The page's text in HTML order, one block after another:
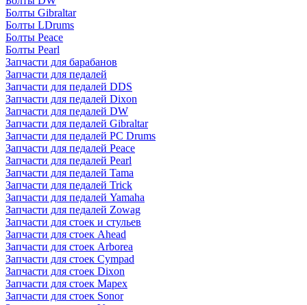
Болты Gibraltar
Болты LDrums
Болты Peace
Болты Pearl
Запчасти для барабанов
Запчасти для педалей
Запчасти для педалей DDS
Запчасти для педалей Dixon
Запчасти для педалей DW
Запчасти для педалей Gibraltar
Запчасти для педалей PC Drums
Запчасти для педалей Peace
Запчасти для педалей Pearl
Запчасти для педалей Tama
Запчасти для педалей Trick
Запчасти для педалей Yamaha
Запчасти для педалей Zowag
Запчасти для стоек и стульев
Запчасти для стоек Ahead
Запчасти для стоек Arborea
Запчасти для стоек Cympad
Запчасти для стоек Dixon
Запчасти для стоек Mapex
Запчасти для стоек Sonor